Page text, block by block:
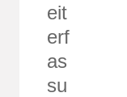
eit
erf
as
su